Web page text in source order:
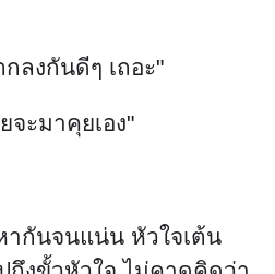
ลงกันดีๆ เถอะ"
จะมาคุยเอง"
ากันจนแน่น หัวใจเต้น